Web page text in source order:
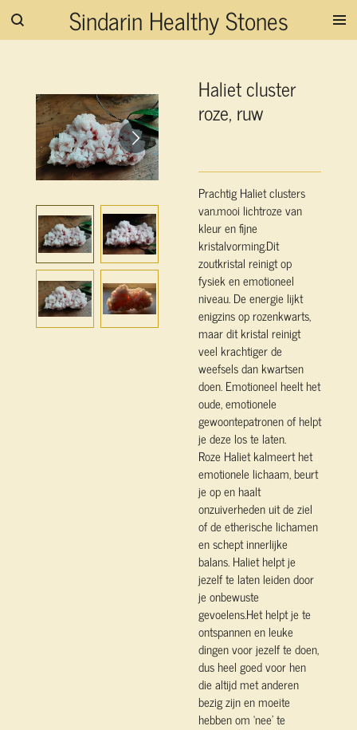
Ga
Sindarin Healthy Stones
Haliet cluster
roze, ruw
Prachtig Haliet clusters
van.mooi lichtroze van
kleur en fijne
kristalvorming.Dit
zoutkristal reinigt op
fysiek en emotioneel
niveau. De energie lijkt
enigzins op rozenkwarts,
maar dit kristal reinigt
veel krachtiger de
weefsels dan kwartsen
doen. Emotioneel heelt het
oude, emotionele
gewoontepatronen of helpt
je deze los te laten.
Roze Haliet kalmeert het
emotionele lichaam, beurt
je op en haalt
onzuiverheden uit de ziel
of de etherische lichamen
en schept innerlijke
balans. Haliet helpt je
jezelf te laten leiden door
je onbewuste
gevoelens.Het helpt je te
ontspannen en leuke
dingen voor jezelf te doen,
dus heel goed voor hen
die altijd met anderen
bezig zijn en moeite
hebben om ‘nee’ te